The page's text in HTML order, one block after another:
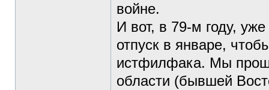
войне.
И вот, в 79-м году,
отпуск в январе,
истфилфака. Мы
области (бывшей